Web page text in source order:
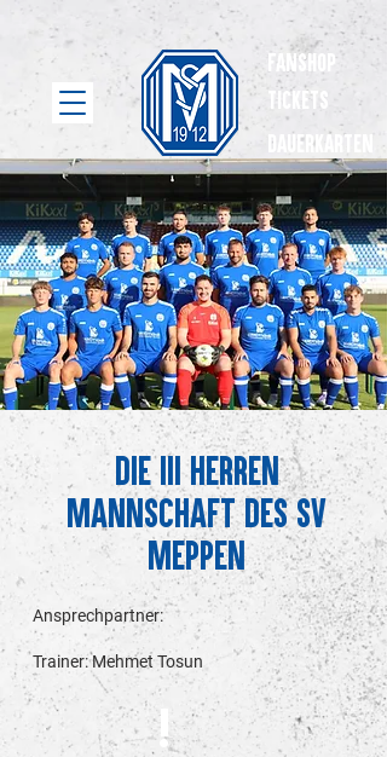
Fanshop
Tickets
dauerkarten
Die III Herren
Mannschaft des SV
Meppen
Ansprechpartner:
Trainer: Mehmet Tosun
!